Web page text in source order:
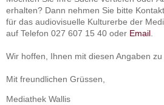
erhalten? Dann nehmen Sie bitte
für das audiovisuelle Kulturerbe der
auf Telefon 027 607 15 40 oder Email
Wir hoffen, Ihnen mit diesen Angaben zu
Mit freundlichen Grüssen,
Mediathek Wallis